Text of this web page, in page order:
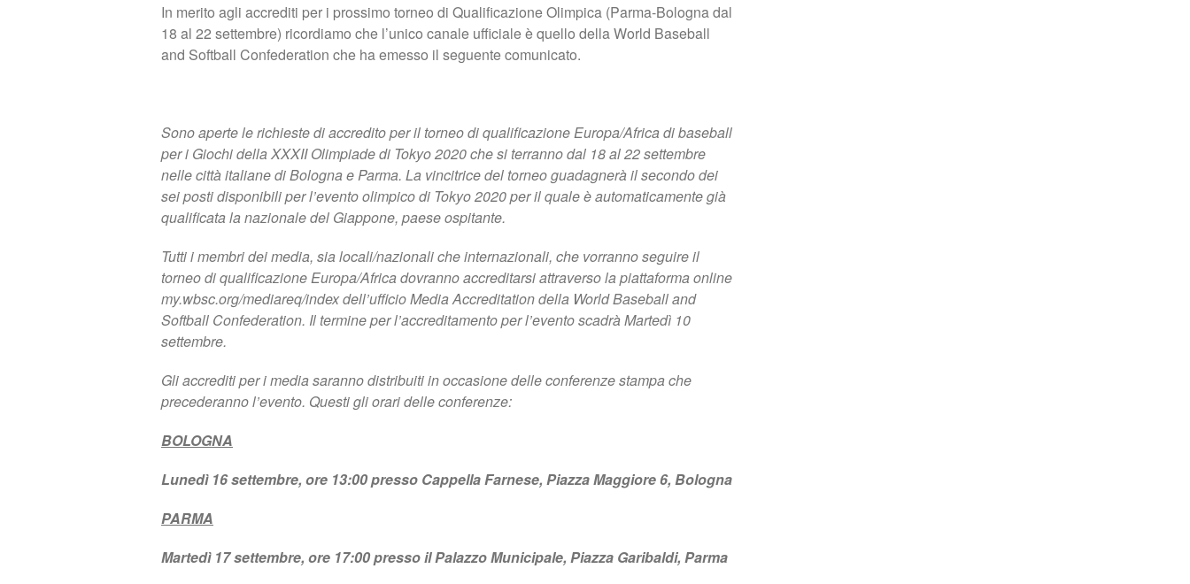
In merito agli accrediti per i prossimo torneo di Qualificazione Olimpica (Parma-Bologna dal
18 al 22 settembre) ricordiamo che l’unico canale ufficiale è quello della World Baseball
and Softball Confederation che ha emesso il seguente comunicato.
Sono aperte le richieste di accredito per il torneo di qualificazione Europa/Africa di baseball
per i Giochi della XXXII Olimpiade di Tokyo 2020 che si terranno dal 18 al 22 settembre
nelle città italiane di Bologna e Parma. La vincitrice del torneo guadagnerà il secondo dei
sei posti disponibili per l’evento olimpico di Tokyo 2020 per il quale è automaticamente già
qualificata la nazionale del Giappone, paese ospitante.
Tutti i membri dei media, sia locali/nazionali che internazionali, che vorranno seguire il
torneo di qualificazione Europa/Africa dovranno accreditarsi attraverso la piattaforma online
my.wbsc.org/mediareq/index dell’ufficio Media Accreditation della World Baseball and
Softball Confederation. Il termine per l’accreditamento per l’evento scadrà Martedì 10
settembre.
Gli accrediti per i media saranno distribuiti in occasione delle conferenze stampa che
precederanno l’evento. Questi gli orari delle conferenze:
BOLOGNA
Lunedì 16 settembre, ore 13:00 presso Cappella Farnese, Piazza Maggiore 6, Bologna
PARMA
Martedì 17 settembre, ore 17:00 presso il Palazzo Municipale, Piazza Garibaldi, Parma